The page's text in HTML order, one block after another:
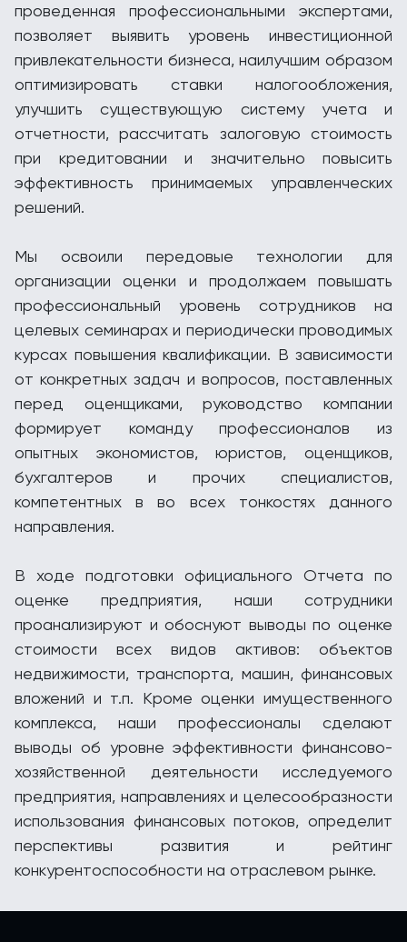
проведенная профессиональными экспертами,
позволяет выявить уровень инвестиционной
привлекательности бизнеса, наилучшим образом
оптимизировать ставки налогообложения,
улучшить существующую систему учета и
отчетности, рассчитать залоговую стоимость
при кредитовании и значительно повысить
эффективность принимаемых управленческих
решений.
Мы освоили передовые технологии для
организации оценки и продолжаем повышать
профессиональный уровень сотрудников на
целевых семинарах и периодически проводимых
курсах повышения квалификации. В зависимости
от конкретных задач и вопросов, поставленных
перед оценщиками, руководство компании
формирует команду профессионалов из
опытных экономистов, юристов, оценщиков,
бухгалтеров и прочих специалистов,
компетентных в во всех тонкостях данного
направления.
В ходе подготовки официального Отчета по
оценке предприятия, наши сотрудники
проанализируют и обоснуют выводы по оценке
стоимости всех видов активов: объектов
недвижимости, транспорта, машин, финансовых
вложений и т.п. Кроме оценки имущественного
комплекса, наши профессионалы сделают
выводы об уровне эффективности финансово-
хозяйственной деятельности исследуемого
предприятия, направлениях и целесообразности
использования финансовых потоков, определит
перспективы развития и рейтинг
конкурентоспособности на отраслевом рынке.